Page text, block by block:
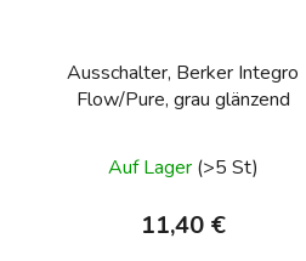
Ausschalter, Berker Integro
Flow/Pure, grau glänzend
Auf Lager (>5 St)
11,40 €